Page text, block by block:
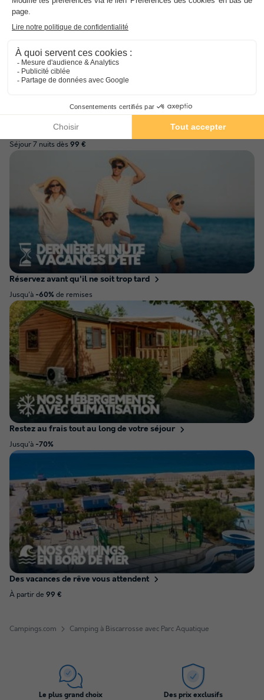
Campings.com Camping à Biscarrosse avec Parc Aquatique
Des remises de folie à saisir vite
Séjour 7 nuits dès 99 €
Réservez avant qu'il ne soit trop tard
Jusqu'à -60% de remises
Restez au frais tout au long de votre séjour
Jusqu'à -70%
Des vacances de rêve vous attendent
À partir de 99 €
Le plus grand choix Des prix exclusifs